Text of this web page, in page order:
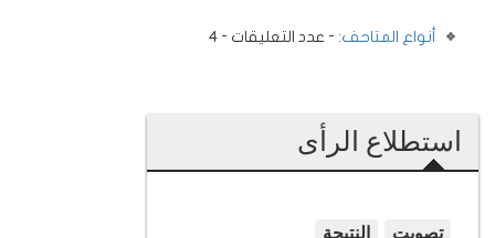
أنواع المتاحف: - عدد التعليقات - 4
استطلاع الرأى